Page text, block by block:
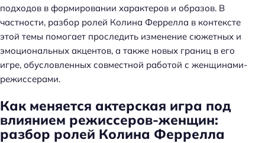
подходов в формировании характеров и образов. В
частности, разбор ролей Колина Феррелла в контексте
этой темы помогает проследить изменение сюжетных и
эмоциональных акцентов, а также новых границ в его
игре, обусловленных совместной работой с женщинами-
режиссерами.
Как меняется актерская игра под
влиянием режиссеров-женщин:
разбор ролей Колина Феррелла